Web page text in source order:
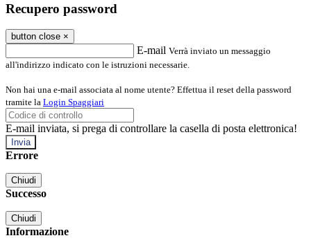
Recupero password
button close ×
E-mail Verrà inviato un messaggio
all'indirizzo indicato con le istruzioni necessarie.
Non hai una e-mail associata al nome utente? Effettua il reset della password
tramite la Login Spaggiari
E-mail inviata, si prega di controllare la casella di posta elettronica!
Errore
Chiudi
Successo
Chiudi
Informazione